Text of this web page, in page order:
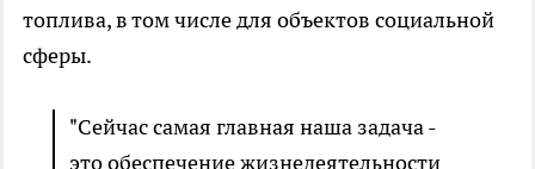
топлива, в том числе для объектов социальной
сферы.
"Сейчас самая главная наша задача -
это обеспечение жизнедеятельности